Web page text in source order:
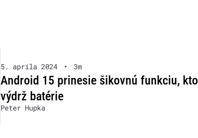
5. apríla 2024 • 3m
Android 15 prinesie šikovnú funkciu,
výdrž batérie
Peter Hupka